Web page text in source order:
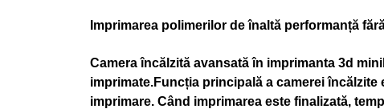
Imprimarea polimerilor de înaltă performanță
Camera încălzită avansată în imprimanta 3d
imprimate.Funcția principală a camerei
imprimare. Când imprimarea este finalizată,